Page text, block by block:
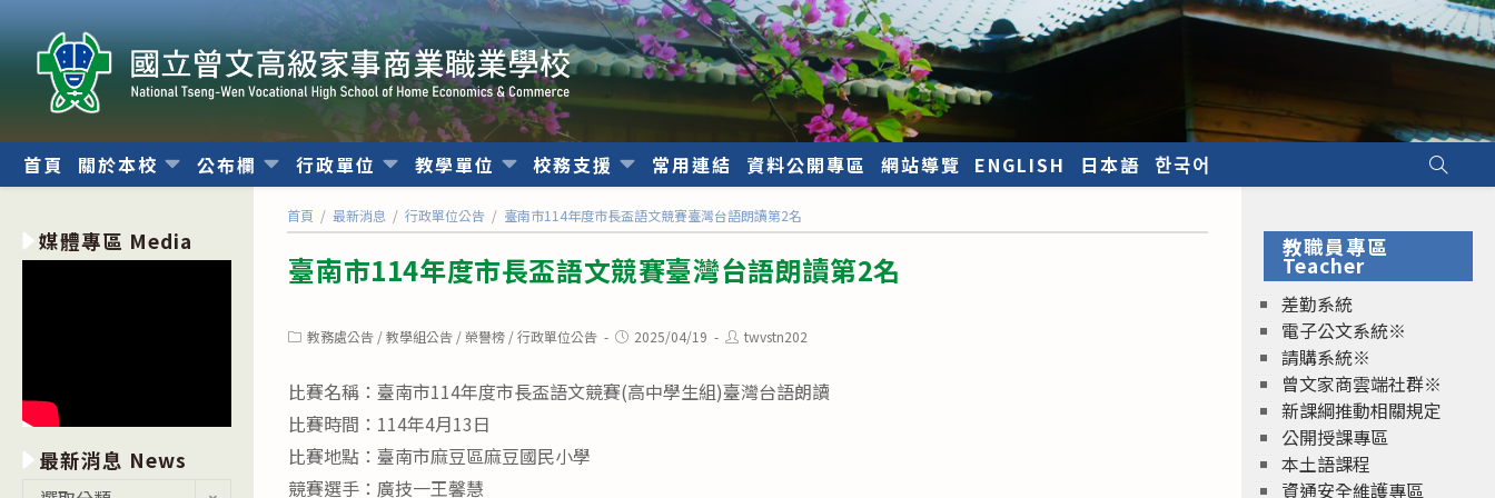
轉
內
首頁 關於本校 公布欄 行政單位 教學單位 校務支援 常用連結 資料公開專區 網站導覽 ENGLISH 日本語 한국어
首頁 / 最新消息 / 行政單位公告 / 臺南市114年度市長盃語文競賽臺灣台語朗讀第2名
臺南市114年度市長盃語文競賽臺灣台語朗讀第2名
Post教務處公告 / 教學組公告 / 榮譽榜 / 行政單位公告
Post2025/04/19
Posttwvstn202
比賽名稱：臺南市114年度市長盃語文競賽(高中學生組)臺灣台語朗讀
比賽時間：114年4月13日
比賽地點：臺南市麻豆區麻豆國民小學
競賽選手：廣技一王馨慧
媒體專區 Media
最新消息 News
教職員專區
Teacher
差勤系統
電子公文系統※
請購系統※
曾文家商雲端社群※
新課綱推動相關規定
公開授課專區
本土語課程
資通安全維護專區